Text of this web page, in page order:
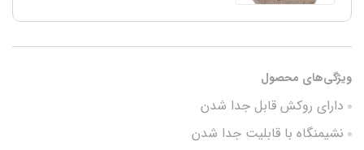
ویژگی‌های محصول
دارای روکش قابل جدا شدن
نشیمنگاه با قابلیت جدا شدن